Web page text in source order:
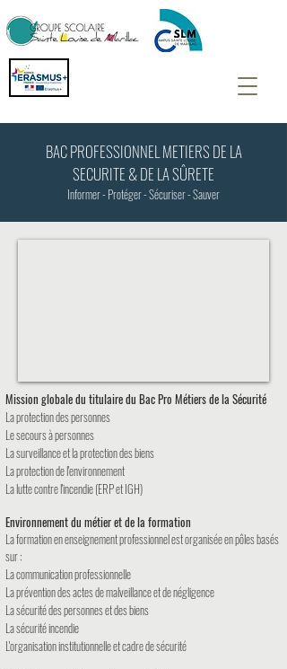
BAC PROFESSIONNEL METIERS DE LA
SECURITE & DE LA SÛRETE
Informer - Protéger - Sécuriser - Sauver
Mission globale du titulaire du Bac Pro Métiers de la Sécurité
La protection des personnes
Le secours à personnes
La surveillance et la protection des biens
La protection de l'environnement
La lutte contre l'incendie (ERP et IGH)
Environnement du métier et de la formation
La formation en enseignement professionnel est organisée en pôles basés
sur :
La communication professionnelle
La prévention des actes de malveillance et de négligence
La sécurité des personnes et des biens
La sécurité incendie
L'organisation institutionnelle et cadre de sécurité